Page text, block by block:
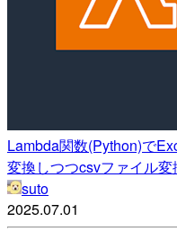
Lambda関数(Python)で
変換しつつcsvファイル変
suto
2025.07.01